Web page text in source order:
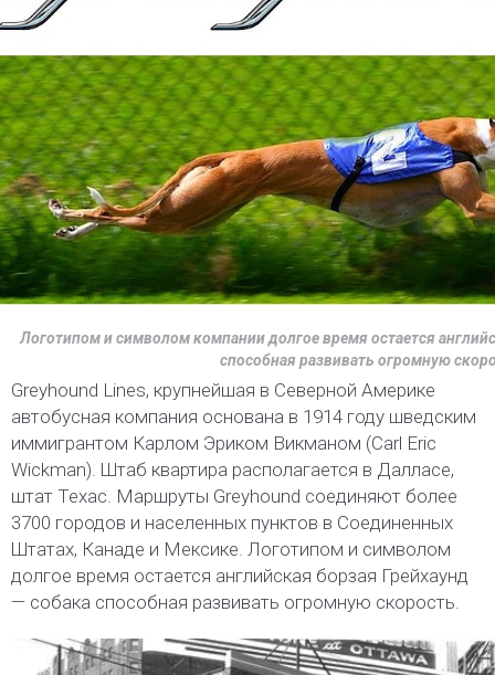
Логотипом и символом компании долгое время остается
способная развивать огромную
Greyhound Lines, крупнейшая в Северной Америке
автобусная компания основана в 1914 году шведским
иммигрантом Карлом Эриком Викманом (Carl Eric
Wickman). Штаб квартира располагается в Далласе,
штат Техас. Маршруты Greyhound соединяют более
3700 городов и населенных пунктов в Соединенных
Штатах, Канаде и Мексике. Логотипом и символом
долгое время остается английская борзая Грейхаунд
— собака способная развивать огромную скорость.